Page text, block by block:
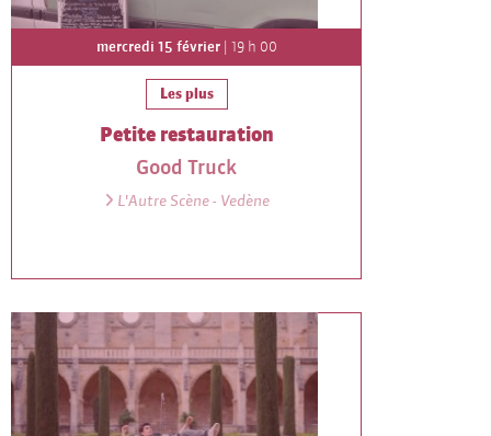
mercredi 15 février| 19 h 00
Les plus
Petite restauration
Good Truck
L'Autre Scène - Vedène